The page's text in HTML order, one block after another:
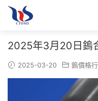
2025年3月20日鎢
2025-03-20 鎢價格